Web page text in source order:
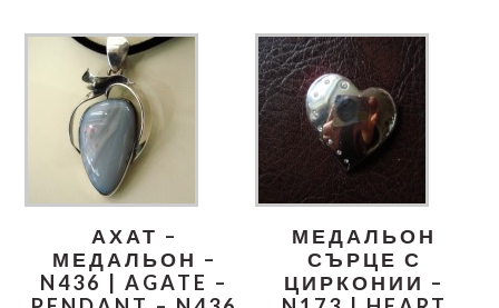
АХАТ –
МЕДАЛЬОН –
N436 | AGATE –
МЕДАЛЬОН
СЪРЦЕ С
ЦИРКОНИИ –